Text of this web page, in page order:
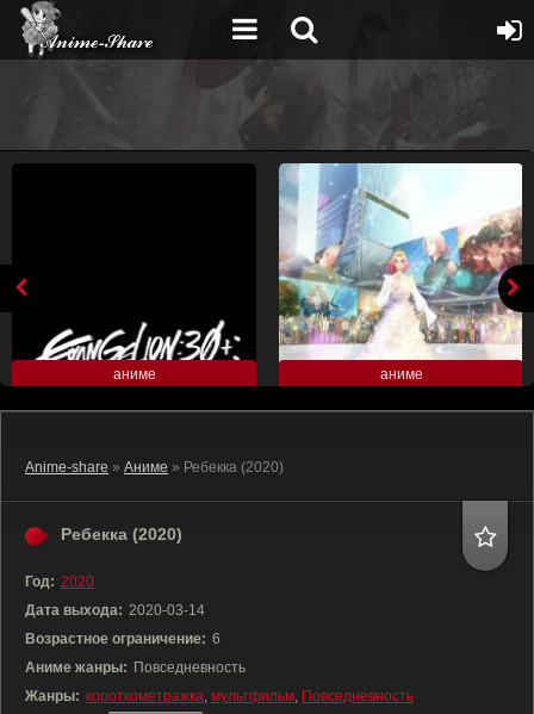
аниме аниме
Anime-share » Аниме » Ребекка (2020)
Ребекка (2020)
Год: 2020
Дата выхода: 2020-03-14
Возрастное ограничение: 6
Аниме жанры: Повседневность
Жанры: короткометражка, мультфильм, Повседневность